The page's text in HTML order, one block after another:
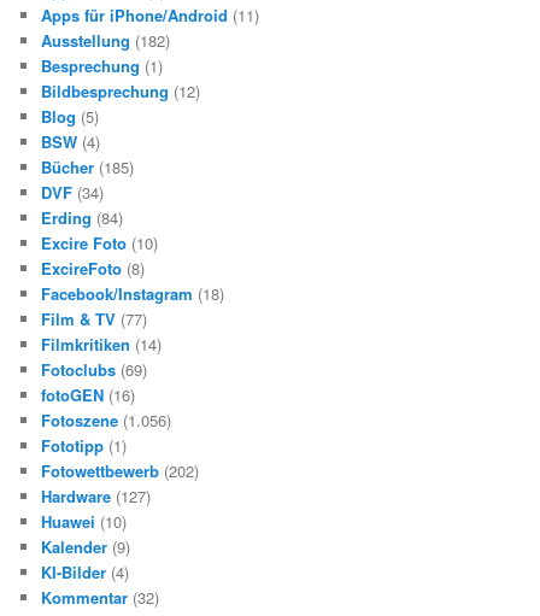
Apps für iPhone/Android (11)
Ausstellung (182)
Besprechung (1)
Bildbesprechung (12)
Blog (5)
BSW (4)
Bücher (185)
DVF (34)
Erding (84)
Excire Foto (10)
ExcireFoto (8)
Facebook/Instagram (18)
Film & TV (77)
Filmkritiken (14)
Fotoclubs (69)
fotoGEN (16)
Fotoszene (1.056)
Fototipp (1)
Fotowettbewerb (202)
Hardware (127)
Huawei (10)
Kalender (9)
KI-Bilder (4)
Kommentar (32)